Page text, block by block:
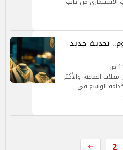
الذهب عيار 21 اليوم.. تحديث جديد
في محلات الصاغة، والأكثر
الواسع في